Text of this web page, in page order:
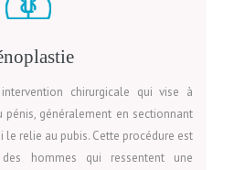
chirurgicale qui vise à
généralement en sectionnant
le relie au pubis. Cette procédure est
hommes qui ressentent une